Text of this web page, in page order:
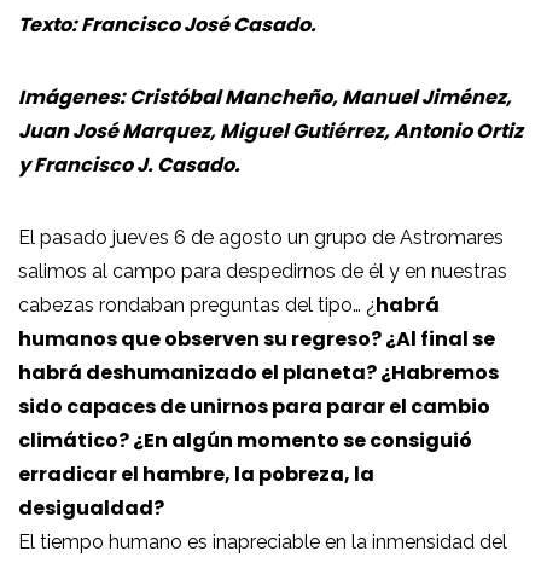
Texto: Francisco José Casado.
Imágenes:Cristóbal Mancheño, Manuel Jiménez,
Juan José Marquez, Miguel Gutiérrez, Antonio Ortiz
y Francisco J. Casado.
El pasado jueves 6 de agosto un grupo de Astromares
salimos al campo para despedirnos de él y en nuestras
cabezas rondaban preguntas del tipo… ¿habrá
humanos que observen su regreso? ¿Al final se
habrá deshumanizado el planeta? ¿Habremos
sido capaces de unirnos para parar el cambio
climático? ¿En algún momento se consiguió
erradicar el hambre, la pobreza, la
desigualdad?
El tiempo humano es inapreciable en la inmensidad del